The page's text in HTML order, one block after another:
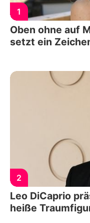
1
Oben ohne auf
setzt ein
2
Leo DiCaprio
heiße